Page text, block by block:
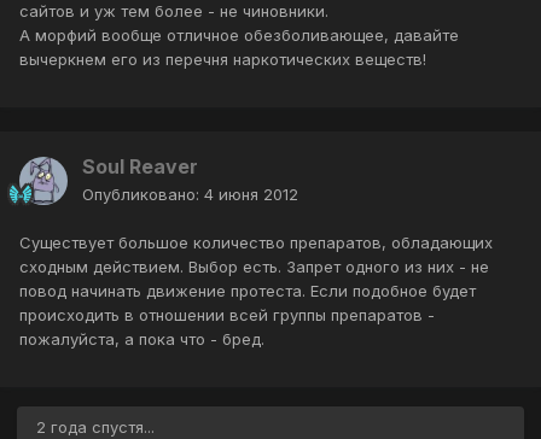
сайтов и уж тем более - не чиновники.
А морфий вообще отличное обезболивающее, давайте
вычеркнем его из перечня наркотических веществ!
Soul Reaver
Опубликовано: 4 июня 2012
Существует большое количество препаратов, обладающих
сходным действием. Выбор есть. Запрет одного из них - не
повод начинать движение протеста. Если подобное будет
происходить в отношении всей группы препаратов -
пожалуйста, а пока что - бред.
2 года спустя...